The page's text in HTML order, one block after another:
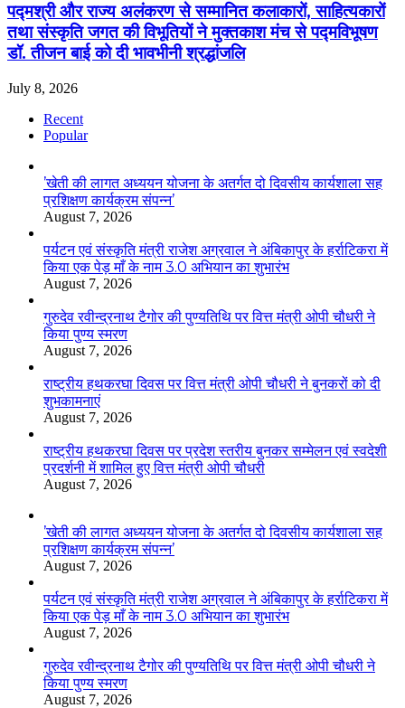
पद्मश्री और राज्य अलंकरण से सम्मानित कलाकारों, साहित्यकारों
तथा संस्कृति जगत की विभूतियों ने मुक्तकाश मंच से पद्मविभूषण
डॉ. तीजन बाई को दी भावभीनी श्रद्धांजलि
July 8, 2026
Recent
Popular
’खेती की लागत अध्ययन योजना के अतर्गत दो दिवसीय कार्यशाला सह
प्रशिक्षण कार्यक्रम संपन्न’
August 7, 2026
पर्यटन एवं संस्कृति मंत्री राजेश अग्रवाल ने अंबिकापुर के हर्राटिकरा में
किया एक पेड़ माँ के नाम 3.0 अभियान का शुभारंभ
August 7, 2026
गुरुदेव रवीन्द्रनाथ टैगोर की पुण्यतिथि पर वित्त मंत्री ओपी चौधरी ने
किया पुण्य स्मरण
August 7, 2026
राष्ट्रीय हथकरघा दिवस पर वित्त मंत्री ओपी चौधरी ने बुनकरों को दी
शुभकामनाएं
August 7, 2026
राष्ट्रीय हथकरघा दिवस पर प्रदेश स्तरीय बुनकर सम्मेलन एवं स्वदेशी
प्रदर्शनी में शामिल हुए वित्त मंत्री ओपी चौधरी
August 7, 2026
’खेती की लागत अध्ययन योजना के अतर्गत दो दिवसीय कार्यशाला सह
प्रशिक्षण कार्यक्रम संपन्न’
August 7, 2026
पर्यटन एवं संस्कृति मंत्री राजेश अग्रवाल ने अंबिकापुर के हर्राटिकरा में
किया एक पेड़ माँ के नाम 3.0 अभियान का शुभारंभ
August 7, 2026
गुरुदेव रवीन्द्रनाथ टैगोर की पुण्यतिथि पर वित्त मंत्री ओपी चौधरी ने
किया पुण्य स्मरण
August 7, 2026